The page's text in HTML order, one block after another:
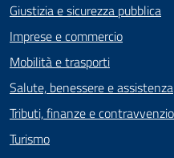
Giustizia e sicurezza pubblica
Imprese e commercio
Mobilità e trasporti
Salute, benessere e assistenza
Tributi, finanze e
Turismo